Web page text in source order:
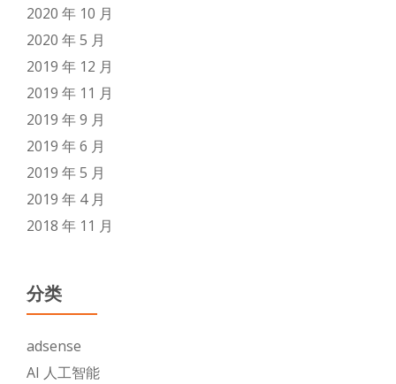
2020 年 10 月
2020 年 5 月
2019 年 12 月
2019 年 11 月
2019 年 9 月
2019 年 6 月
2019 年 5 月
2019 年 4 月
2018 年 11 月
分类
adsense
AI 人工智能